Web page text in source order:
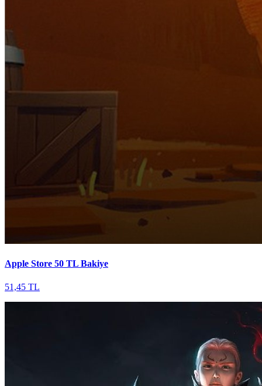
Apple Store 50 TL Bakiye
51,45 TL